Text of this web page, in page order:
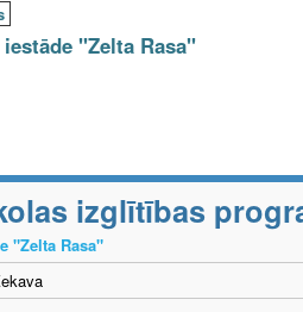
"Zelta Rasa"
izglītības
"Zelta Rasa"